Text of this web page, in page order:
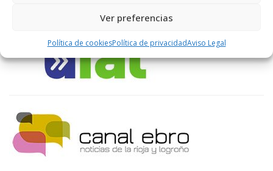
Ver preferencias
Política de cookiesPolítica de privacidadAviso Legal